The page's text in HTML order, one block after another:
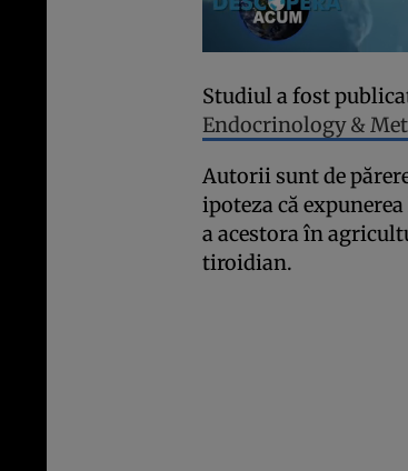
Studiul a fost
Endocrinology &
Autorii sunt de
ipoteza că
a acestora în
tiroidian.